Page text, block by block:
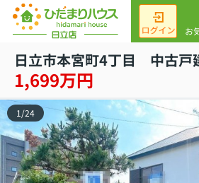
お
日立市本宮町4丁目 中古戸
1,699万円
1 /24